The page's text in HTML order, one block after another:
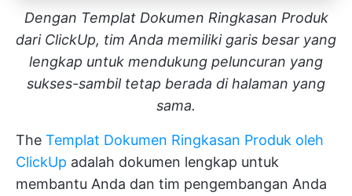
Dengan Templat Dokumen Ringkasan Produk
dari ClickUp, tim Anda memiliki garis besar yang
lengkap untuk mendukung peluncuran yang
sukses-sambil tetap berada di halaman yang
sama.
The Templat Dokumen Ringkasan Produk oleh
ClickUp adalah dokumen lengkap untuk
membantu Anda dan tim pengembangan Anda